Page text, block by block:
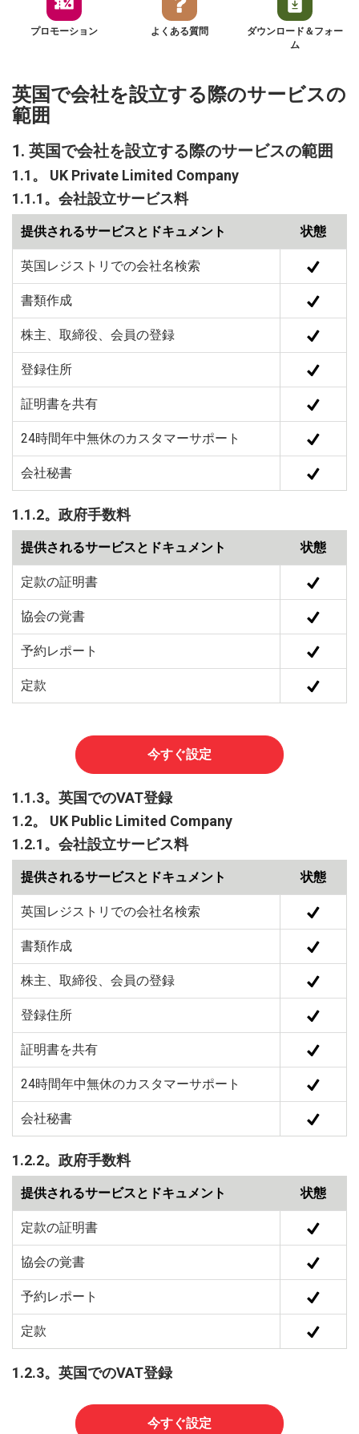
プロモーション よくある質問
ダウンロード＆フォー
ム
英国で会社を設立する際のサービスの
範囲
1. 英国で会社を設立する際のサービスの範囲
1.1。 UK Private Limited Company
1.1.1。会社設立サービス料
提供されるサービスとドキュメント 状態
英国レジストリでの会社名検索
書類作成
株主、取締役、会員の登録
登録住所
証明書を共有
24時間年中無休のカスタマーサポート
会社秘書
1.1.2。政府手数料
提供されるサービスとドキュメント 状態
定款の証明書
協会の覚書
予約レポート
定款
今すぐ設定
1.1.3。英国でのVAT登録
1.2。 UK Public Limited Company
1.2.1。会社設立サービス料
提供されるサービスとドキュメント 状態
英国レジストリでの会社名検索
書類作成
株主、取締役、会員の登録
登録住所
証明書を共有
24時間年中無休のカスタマーサポート
会社秘書
1.2.2。政府手数料
提供されるサービスとドキュメント 状態
定款の証明書
協会の覚書
予約レポート
定款
1.2.3。英国でのVAT登録
今すぐ設定